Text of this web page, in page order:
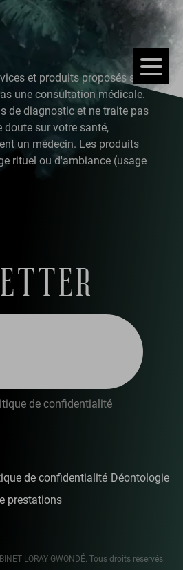
et produits proposés sur
une consultation médicale.
de diagnostic et ne traite pas
doute sur votre santé,
un médecin. Les produits
rituel ou d'ambiance (usage
de confidentialité
de confidentialité Déontologie
prestations
LORAY GWONDÉ. Tous droits réservés.